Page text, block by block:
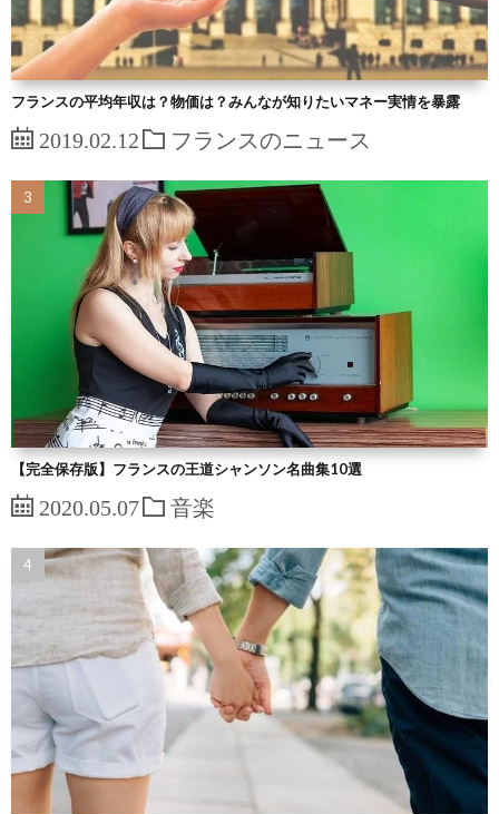
フランスの平均年収は？物価は？みんなが知りたいマネー実情を暴露
2019.02.12 フランスのニュース
【完全保存版】フランスの王道シャンソン名曲集10選
2020.05.07 音楽